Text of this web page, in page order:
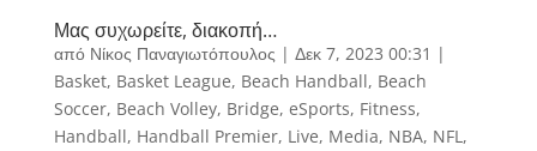
Μας συχωρείτε, διακοπή…
από Νίκος Παναγιωτόπουλος | Δεκ 7, 2023 00:31 |
Basket, Basket League, Beach Handball, Beach
Soccer, Beach Volley, Bridge, eSports, Fitness,
Handball, Handball Premier, Live, Media, NBA, NFL ,